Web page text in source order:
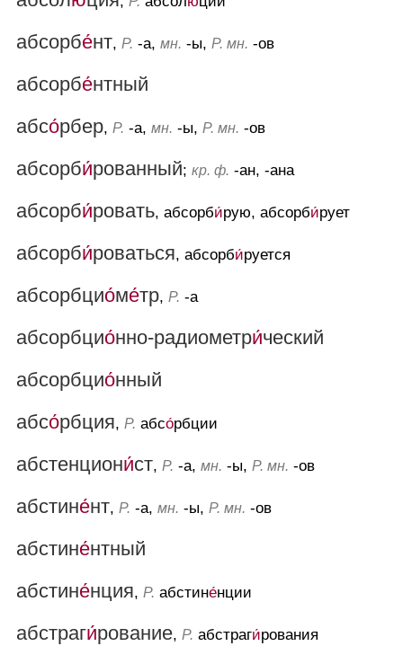
абсорбе́нт, Р. -а, мн. -ы, Р. мн. -ов
абсорбе́нтный
абсо́рбер, Р. -а, мн. -ы, Р. мн. -ов
абсорби́рованный; кр. ф. -ан, -ана
абсорби́ровать, абсорби́рую, абсорби́рует
абсорби́роваться, абсорби́руется
абсорбцио́ме́тр, Р. -а
абсорбцио́нно-радиометри́ческий
абсорбцио́нный
абсо́рбция, Р. абсо́рбции
абстенциони́ст, Р. -а, мн. -ы, Р. мн. -ов
абстине́нт, Р. -а, мн. -ы, Р. мн. -ов
абстине́нтный
абстине́нция, Р. абстине́нции
абстраги́рование, Р. абстраги́рования